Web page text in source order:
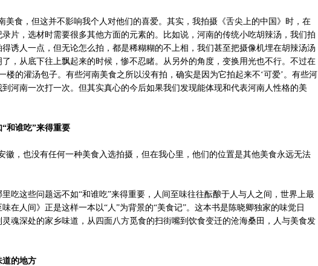
食，但这并不影响我个人对他们的喜爱。其实，我拍摄《舌尖上的中国》时，在
片，选材时需要很多其他方面的元素的。比如说，河南的传统小吃胡辣汤，我们拍
诱人一点，但无论怎么拍，都是稀糊糊的不上相，我们甚至把摄像机埋在胡辣汤汤
，从底下往上飘起来的时候，惨不忍睹。从另外的角度，变换用光也不行。不过在
楼的灌汤包子。有些河南美食之所以没有拍，确实是因为它拍起来不‘可爱’。有些河
河南一次打一次。但其实真心的今后如果我们发现能体现和代表河南人性格的美
谁吃”来得重要
，也没有任何一种美食入选拍摄，但在我心里，他们的位置是其他美食永远无法
这些问题远不如“和谁吃”来得重要，人间至味往往酝酿于人与人之间，世界上最
在人间》正是这样一本以“人”为背景的“美食记”。这本书是陈晓卿独家的味觉日
魂深处的家乡味道，从四面八方觅食的扫街嘴到饮食变迁的沧海桑田，人与美食发
的地方